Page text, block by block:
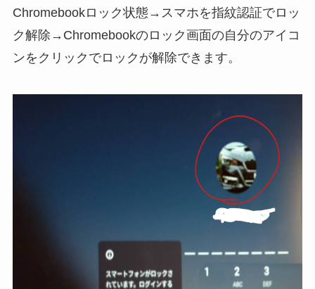
Chromebookロック状態→スマホを指紋認証でロッ
ク解除→Chromebookのロック画面の自分のアイコ
ンをクリックでロックが解除できます。